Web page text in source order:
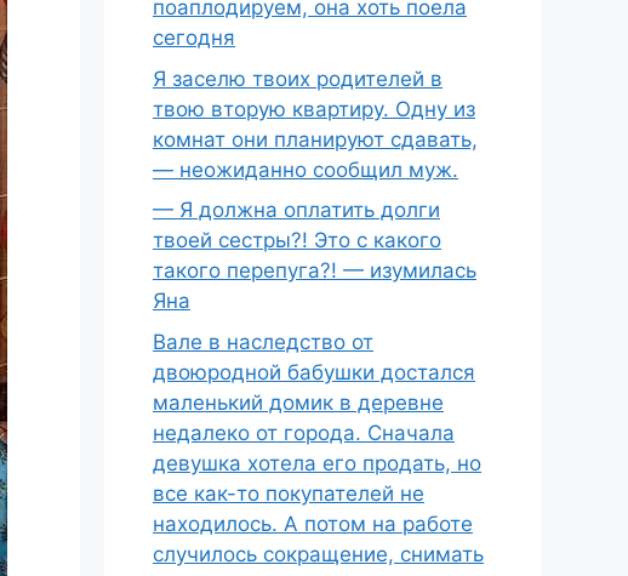
поаплодируем, она хоть поела
сегодня
Я заселю твоих родителей в
твою вторую квартиру. Одну из
комнат они планируют сдавать,
— неожиданно сообщил муж.
— Я должна оплатить долги
твоей сестры?! Это с какого
такого перепуга?! — изумилась
Яна
Вале в наследство от
двоюродной бабушки достался
маленький домик в деревне
недалеко от города. Сначала
девушка хотела его продать, но
все как-то покупателей не
находилось. А потом на работе
случилось сокращение, снимать